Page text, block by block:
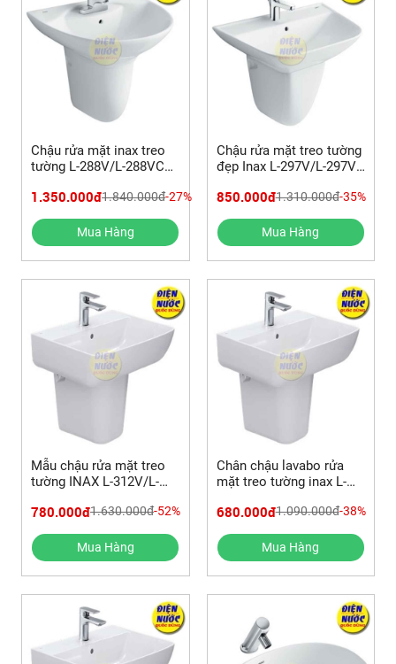
Chậu rửa mặt inax treo
tường L-288V/L-288VC+
1402S nóng lạnh
1.350.000đ1.840.000đ-27%
Mua Hàng
Chậu rửa mặt treo tường
đẹp Inax L-297V/L-297VC
850.000đ1.310.000đ-35%
Mua Hàng
Mẫu chậu rửa mặt treo
tường INAX L-312V/L-
REVIEW SẢN PHẨM
780.000đ1.630.000đ-52%
Mua Hàng
Chân chậu lavabo rửa
mặt treo tường inax L-
680.000đ1.090.000đ-38%
Mua Hàng